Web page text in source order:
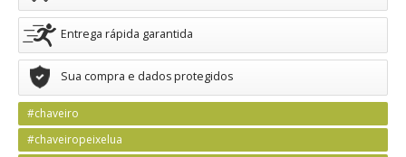
Entrega rápida garantida
Sua compra e dados protegidos
#chaveiro
#chaveiropeixelua